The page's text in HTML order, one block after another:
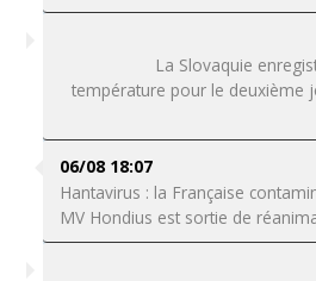
La Slovaquie
température pour le deuxième
06/08 18:07
Hantavirus : la Française
MV Hondius est sortie de